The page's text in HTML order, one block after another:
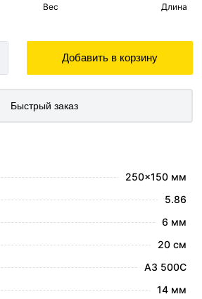
Вес Длина
Добавить в корзину
Быстрый заказ
250x150 мм
5.86
6 мм
20 см
А3 500С
14 мм